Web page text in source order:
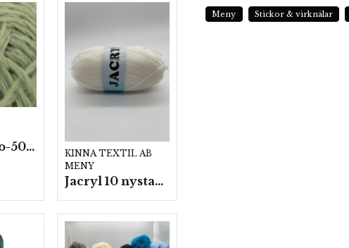
New Arezzo-50g./nyst. 10 st/fp.
KINNA TEXTIL AB
MENY
Jacryl 10 nystan a50g./fp.
Meny Stickor & virknålar